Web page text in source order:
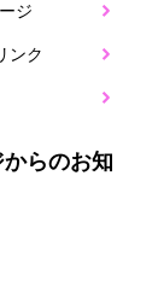
ジ
ンク
らのお知